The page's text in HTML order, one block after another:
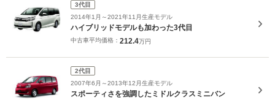
3代目
2014年1月～2021年11月生産モデル
ハイブリッドモデルも加わった3代目
中古車平均価格： 212.4万円
2代目
2007年6月～2013年12月生産モデル
スポーティさを強調したミドルクラスミニバン